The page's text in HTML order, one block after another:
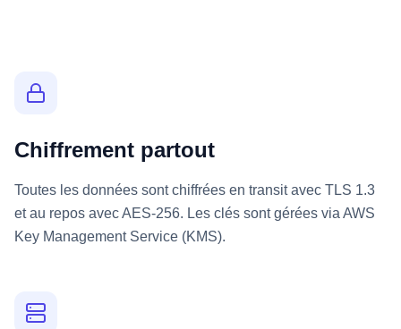
Chiffrement partout
Toutes les données sont chiffrées en transit avec TLS 1.3
et au repos avec AES-256. Les clés sont gérées via AWS
Key Management Service (KMS).